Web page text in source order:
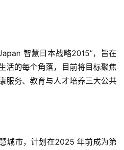
智慧日本战略2015”，旨在
活的每个角落，目前将目标聚焦
服务、教育与人才培养三大公共
城市，计划在2025 年前成为第